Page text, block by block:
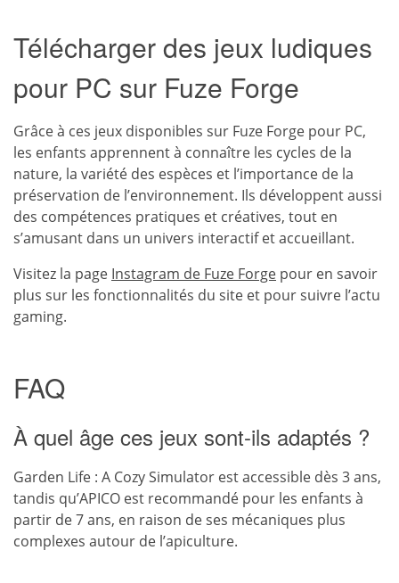
Télécharger des jeux ludiques
pour PC sur Fuze Forge
Grâce à ces jeux disponibles sur Fuze Forge pour PC,
les enfants apprennent à connaître les cycles de la
nature, la variété des espèces et l’importance de la
préservation de l’environnement. Ils développent aussi
des compétences pratiques et créatives, tout en
s’amusant dans un univers interactif et accueillant.
Visitez la page Instagram de Fuze Forge pour en savoir
plus sur les fonctionnalités du site et pour suivre l’actu
gaming.
FAQ
À quel âge ces jeux sont-ils adaptés ?
Garden Life : A Cozy Simulator est accessible dès 3 ans,
tandis qu’APICO est recommandé pour les enfants à
partir de 7 ans, en raison de ses mécaniques plus
complexes autour de l’apiculture.